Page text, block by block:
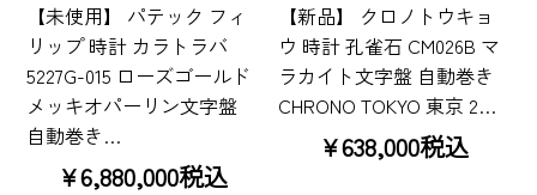
【未使用】 パテック フィ
リップ 時計 カラトラバ
5227G-015 ローズゴールド
メッキオパーリン文字盤
自動巻き…
¥6,880,000税込
【新品】 クロノトウキョ
ウ 時計 孔雀石 CM026B マ
ラカイト文字盤 自動巻き
CHRONO TOKYO 東京 2…
¥638,000税込